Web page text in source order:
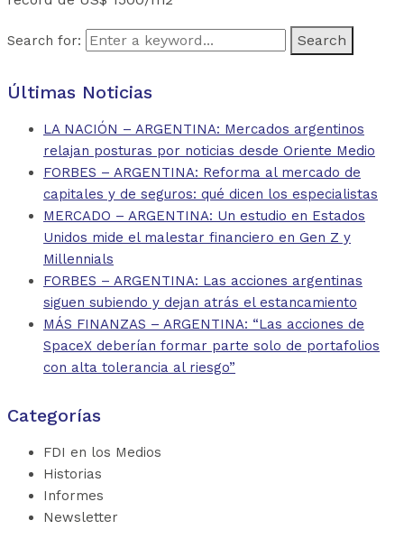
Search for:
Últimas Noticias
LA NACIÓN – ARGENTINA: Mercados argentinos
relajan posturas por noticias desde Oriente Medio
FORBES – ARGENTINA: Reforma al mercado de
capitales y de seguros: qué dicen los especialistas
MERCADO – ARGENTINA: Un estudio en Estados
Unidos mide el malestar financiero en Gen Z y
Millennials
FORBES – ARGENTINA: Las acciones argentinas
siguen subiendo y dejan atrás el estancamiento
MÁS FINANZAS – ARGENTINA: “Las acciones de
SpaceX deberían formar parte solo de portafolios
con alta tolerancia al riesgo”
Categorías
FDI en los Medios
Historias
Informes
Newsletter